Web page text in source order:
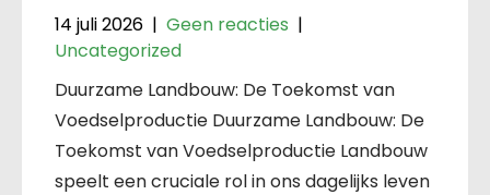
14 juli 2026 | Geen reacties |
Uncategorized
Duurzame Landbouw: De Toekomst van
Voedselproductie Duurzame Landbouw: De
Toekomst van Voedselproductie Landbouw
speelt een cruciale rol in ons dagelijks leven